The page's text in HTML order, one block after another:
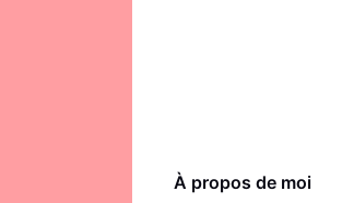
À propos de moi